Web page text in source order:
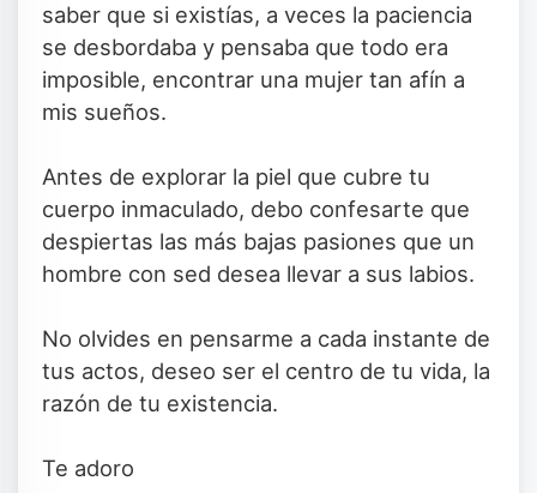
saber que si existías, a veces la paciencia
se desbordaba y pensaba que todo era
imposible, encontrar una mujer tan afín a
mis sueños.
Antes de explorar la piel que cubre tu
cuerpo inmaculado, debo confesarte que
despiertas las más bajas pasiones que un
hombre con sed desea llevar a sus labios.
No olvides en pensarme a cada instante de
tus actos, deseo ser el centro de tu vida, la
razón de tu existencia.
Te adoro